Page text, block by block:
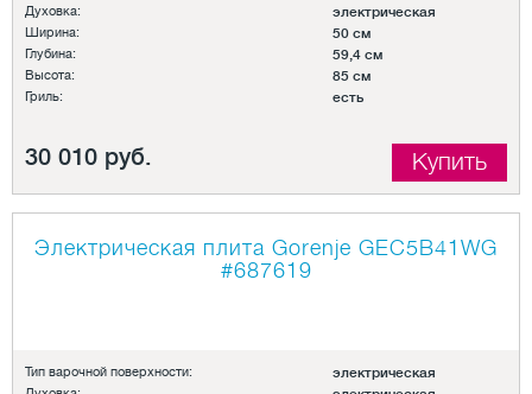
Духовка: электрическая
Ширина: 50 см
Глубина: 59,4 см
Высота: 85 см
Гриль: есть
30 010 руб. Купить
Электрическая плита Gorenje GEC5B41WG
#687619
Тип варочной поверхности: электрическая